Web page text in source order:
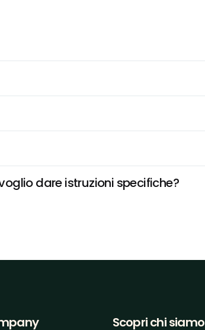
dare istruzioni specifiche?
Scopri chi siamo